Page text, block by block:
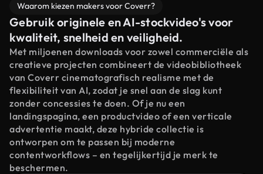
Waarom kiezen makers voor Coverr?
Gebruik originele en AI-stockvideo's voor
kwaliteit, snelheid en veiligheid.
Met miljoenen downloads voor zowel commerciële als
creatieve projecten combineert de videobibliotheek
van Coverr cinematografisch realisme met de
flexibiliteit van AI, zodat je snel aan de slag kunt
zonder concessies te doen. Of je nu een
landingspagina, een productvideo of een verticale
advertentie maakt, deze hybride collectie is
ontworpen om te passen bij moderne
contentworkflows – en tegelijkertijd je merk te
beschermen.